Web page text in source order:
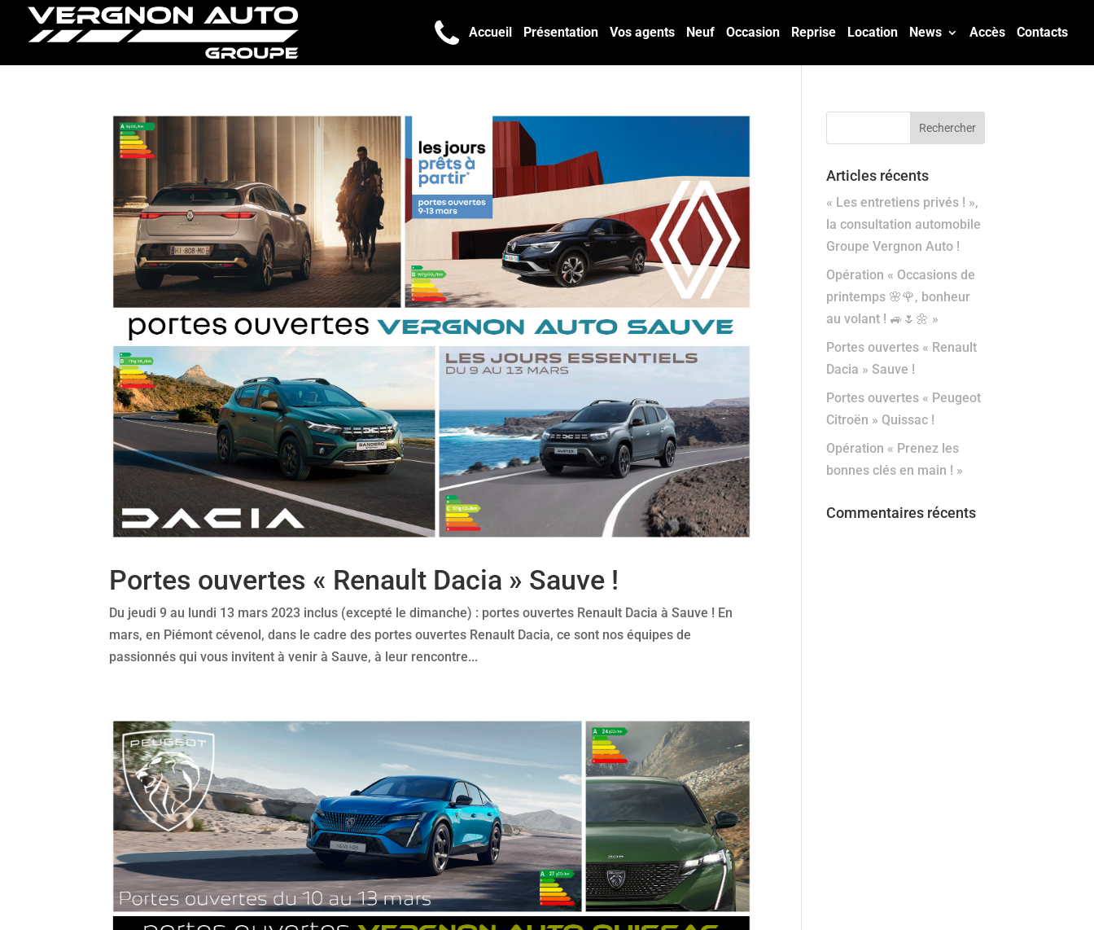
Accueil Présentation Vos agents Neuf Occasion Reprise Location News Accès Contacts
Portes ouvertes « Renault Dacia » Sauve !
Du jeudi 9 au lundi 13 mars 2023 inclus (excepté le dimanche) : portes ouvertes Renault Dacia à Sauve ! En
mars, en Piémont cévenol, dans le cadre des portes ouvertes Renault Dacia, ce sont nos équipes de
passionnés qui vous invitent à venir à Sauve, à leur rencontre...
Articles récents
« Les entretiens privés ! »,
la consultation automobile
Groupe Vergnon Auto !
Opération « Occasions de
printemps 🌸🌹, bonheur
au volant ! 🚙🌷🌼 »
Portes ouvertes « Renault
Dacia » Sauve !
Portes ouvertes « Peugeot
Citroën » Quissac !
Opération « Prenez les
bonnes clés en main ! »
Commentaires récents